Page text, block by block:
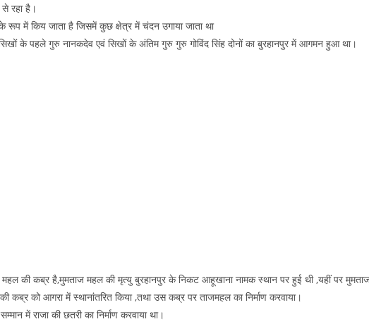
रहा है।
रूप में किय जाता है जिसमें कुछ क्षेत्र में चंदन उगाया जाता था
के पहले गुरु नानकदेव एवं सिखों के अंतिम गुरु गुरु गोविंद सिंह दोनों का बुरहानपुर में आगमन हुआ था।
महल की कब्र है,मुमताज महल की मृत्यु बुरहानपुर के निकट आहूखाना नामक स्थान पर हुई थी ,यहीं पर
कब्र को आगरा में स्थानांतरित किया ,तथा उस कब्र पर ताजमहल का निर्माण करवाया।
में राजा की छतरी का निर्माण करवाया था।